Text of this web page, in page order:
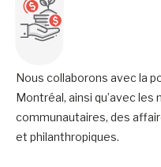
Nous collaborons avec la
Montréal, ainsi qu’avec les
communautaires, des
et philanthropiques.